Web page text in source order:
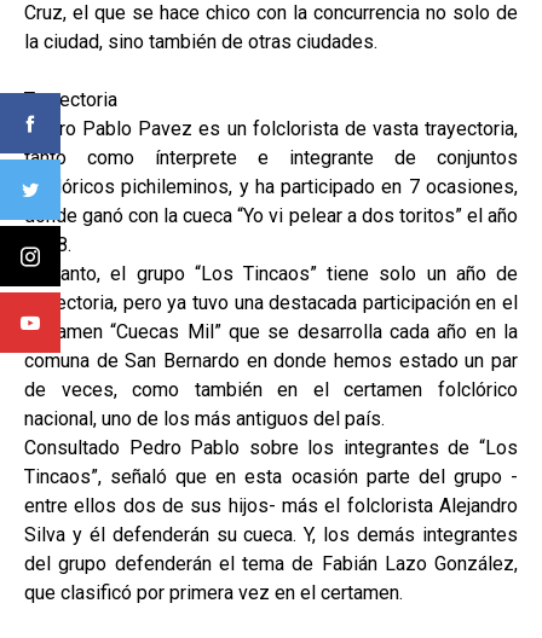
Cruz, el que se hace chico con la concurrencia no solo de
la ciudad, sino también de otras ciudades.
Trayectoria
Pedro Pablo Pavez es un folclorista de vasta trayectoria,
tanto como ínterprete e integrante de conjuntos
folclóricos pichileminos, y ha participado en 7 ocasiones,
donde ganó con la cueca “Yo vi pelear a dos toritos” el año
2008.
En tanto, el grupo “Los Tincaos” tiene solo un año de
trayectoria, pero ya tuvo una destacada participación en el
certamen “Cuecas Mil” que se desarrolla cada año en la
comuna de San Bernardo en donde hemos estado un par
de veces, como también en el certamen folclórico
nacional, uno de los más antiguos del país.
Consultado Pedro Pablo sobre los integrantes de “Los
Tincaos”, señaló que en esta ocasión parte del grupo -
entre ellos dos de sus hijos- más el folclorista Alejandro
Silva y él defenderán su cueca. Y, los demás integrantes
del grupo defenderán el tema de Fabián Lazo González,
que clasificó por primera vez en el certamen.